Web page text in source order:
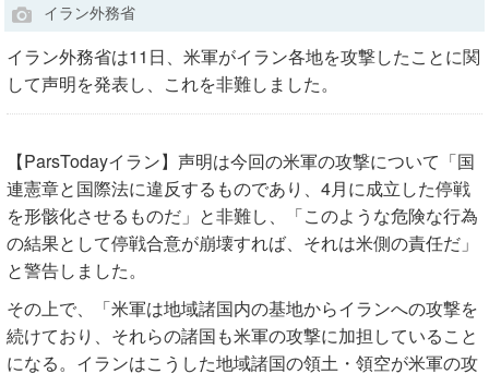
イラン外務省
イラン外務省は11日、米軍がイラン各地を攻撃したことに関
して声明を発表し、これを非難しました。
【ParsTodayイラン】声明は今回の米軍の攻撃について「国
連憲章と国際法に違反するものであり、4月に成立した停戦
を形骸化させるものだ」と非難し、「このような危険な行為
の結果として停戦合意が崩壊すれば、それは米側の責任だ」
と警告しました。
その上で、「米軍は地域諸国内の基地からイランへの攻撃を
続けており、それらの諸国も米軍の攻撃に加担していること
になる。イランはこうした地域諸国の領土・領空が米軍の攻